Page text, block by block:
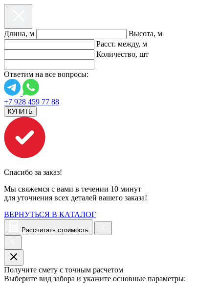
Длина, м
Высота, м
Расст. между, м
Количество, шт
Ответим на все вопросы:
+7 928 459 77 88
КУПИТЬ
Спасибо за заказ!
Мы свяжемся с вами в течении 10 минут
для уточнения всех деталей вашего заказа!
ВЕРНУТЬСЯ В КАТАЛОГ
Рассчитать стоимость
Получите смету с точным расчетом
Выберите вид забора и укажите основные параметры: